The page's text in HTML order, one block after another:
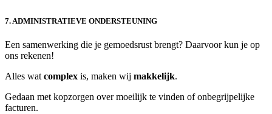
7. ADMINISTRATIEVE ONDERSTEUNING
Een samenwerking die je gemoedsrust brengt? Daarvoor kun je op
ons rekenen!
Alles wat complex is, maken wij makkelijk.
Gedaan met kopzorgen over moeilijk te vinden of onbegrijpelijke
facturen.